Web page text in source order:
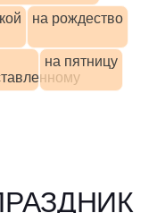
на рождество
на пятницу